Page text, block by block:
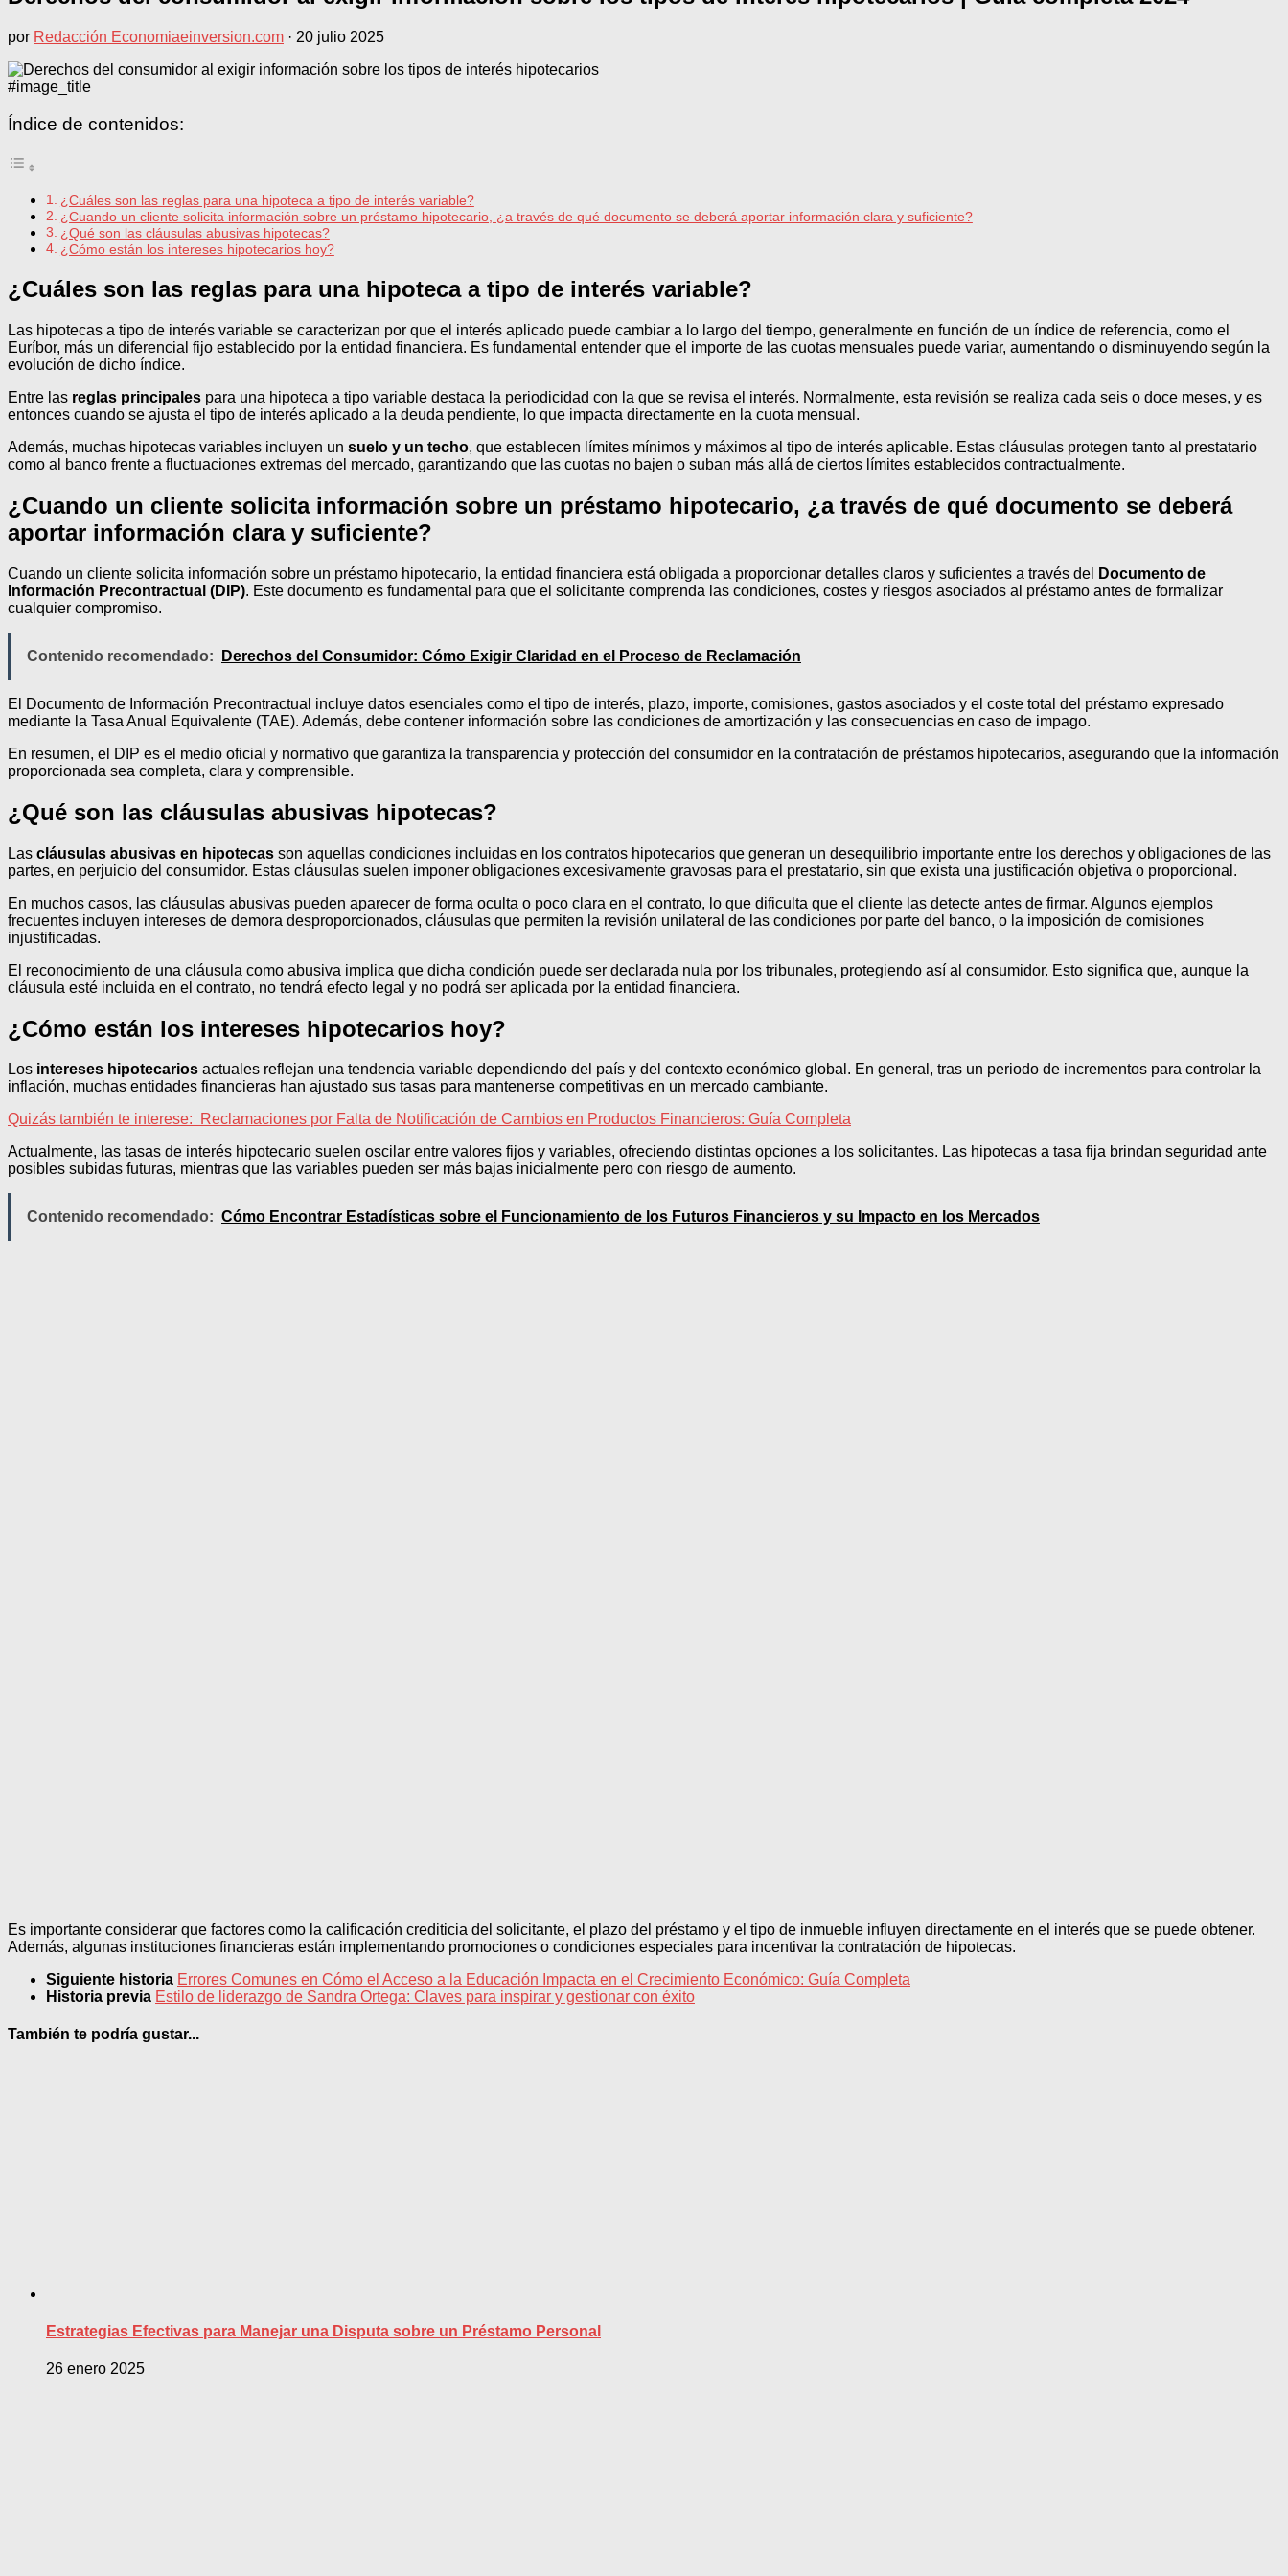
por Redacción Economiaeinversion.com · 20 julio 2025
#image_title
Índice de contenidos:
¿Cuáles son las reglas para una hipoteca a tipo de interés variable?
¿Cuando un cliente solicita información sobre un préstamo hipotecario, ¿a través de qué documento se deberá aportar información clara y suficiente?
¿Qué son las cláusulas abusivas hipotecas?
¿Cómo están los intereses hipotecarios hoy?
¿Cuáles son las reglas para una hipoteca a tipo de interés variable?
Las hipotecas a tipo de interés variable se caracterizan por que el interés aplicado puede cambiar a lo largo del tiempo, generalmente en función de un índice de referencia, como el
Euríbor, más un diferencial fijo establecido por la entidad financiera. Es fundamental entender que el importe de las cuotas mensuales puede variar, aumentando o disminuyendo según la
evolución de dicho índice.
Entre las reglas principales para una hipoteca a tipo variable destaca la periodicidad con la que se revisa el interés. Normalmente, esta revisión se realiza cada seis o doce meses, y es
entonces cuando se ajusta el tipo de interés aplicado a la deuda pendiente, lo que impacta directamente en la cuota mensual.
Además, muchas hipotecas variables incluyen un suelo y un techo, que establecen límites mínimos y máximos al tipo de interés aplicable. Estas cláusulas protegen tanto al prestatario
como al banco frente a fluctuaciones extremas del mercado, garantizando que las cuotas no bajen o suban más allá de ciertos límites establecidos contractualmente.
¿Cuando un cliente solicita información sobre un préstamo hipotecario, ¿a través de qué documento se deberá
aportar información clara y suficiente?
Cuando un cliente solicita información sobre un préstamo hipotecario, la entidad financiera está obligada a proporcionar detalles claros y suficientes a través del
Documento de
Información Precontractual (DIP). Este documento es fundamental para que el solicitante comprenda las condiciones, costes y riesgos asociados al préstamo antes de formalizar
cualquier compromiso.
Contenido recomendado: Derechos del Consumidor: Cómo Exigir Claridad en el Proceso de Reclamación
El Documento de Información Precontractual incluye datos esenciales como el tipo de interés, plazo, importe, comisiones, gastos asociados y el coste total del préstamo expresado
mediante la Tasa Anual Equivalente (TAE). Además, debe contener información sobre las condiciones de amortización y las consecuencias en caso de impago.
En resumen, el DIP es el medio oficial y normativo que garantiza la transparencia y protección del consumidor en la contratación de préstamos hipotecarios, asegurando que la información
proporcionada sea completa, clara y comprensible.
¿Qué son las cláusulas abusivas hipotecas?
Las cláusulas abusivas en hipotecas son aquellas condiciones incluidas en los contratos hipotecarios que generan un desequilibrio importante entre los derechos y obligaciones de las
partes, en perjuicio del consumidor. Estas cláusulas suelen imponer obligaciones excesivamente gravosas para el prestatario, sin que exista una justificación objetiva o proporcional.
En muchos casos, las cláusulas abusivas pueden aparecer de forma oculta o poco clara en el contrato, lo que dificulta que el cliente las detecte antes de firmar. Algunos ejemplos
frecuentes incluyen intereses de demora desproporcionados, cláusulas que permiten la revisión unilateral de las condiciones por parte del banco, o la imposición de comisiones
injustificadas.
El reconocimiento de una cláusula como abusiva implica que dicha condición puede ser declarada nula por los tribunales, protegiendo así al consumidor. Esto significa que, aunque la
cláusula esté incluida en el contrato, no tendrá efecto legal y no podrá ser aplicada por la entidad financiera.
¿Cómo están los intereses hipotecarios hoy?
Los intereses hipotecarios actuales reflejan una tendencia variable dependiendo del país y del contexto económico global. En general, tras un periodo de incrementos para controlar la
inflación, muchas entidades financieras han ajustado sus tasas para mantenerse competitivas en un mercado cambiante.
Quizás también te interese:
Reclamaciones por Falta de Notificación de Cambios en Productos Financieros: Guía Completa
Actualmente, las tasas de interés hipotecario suelen oscilar entre valores fijos y variables, ofreciendo distintas opciones a los solicitantes. Las hipotecas a tasa fija brindan seguridad ante
posibles subidas futuras, mientras que las variables pueden ser más bajas inicialmente pero con riesgo de aumento.
Contenido recomendado: Cómo Encontrar Estadísticas sobre el Funcionamiento de los Futuros Financieros y su Impacto en los Mercados
Es importante considerar que factores como la calificación crediticia del solicitante, el plazo del préstamo y el tipo de inmueble influyen directamente en el interés que se puede obtener.
Además, algunas instituciones financieras están implementando promociones o condiciones especiales para incentivar la contratación de hipotecas.
Siguiente historia Errores Comunes en Cómo el Acceso a la Educación Impacta en el Crecimiento Económico: Guía Completa
Historia previa Estilo de liderazgo de Sandra Ortega: Claves para inspirar y gestionar con éxito
También te podría gustar...
Estrategias Efectivas para Manejar una Disputa sobre un Préstamo Personal
26 enero 2025